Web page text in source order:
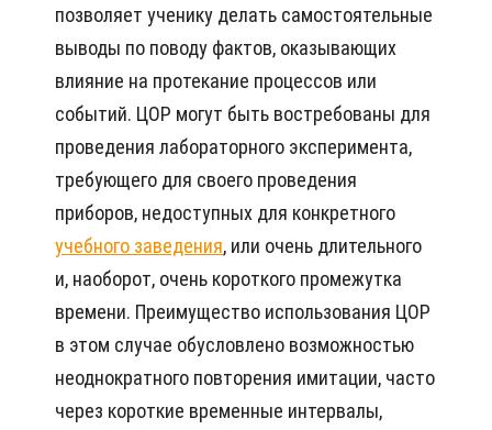
позволяет ученику делать самостоятельные
выводы по поводу фактов, оказывающих
влияние на протекание процессов или
событий. ЦОР могут быть востребованы для
проведения лабораторного эксперимента,
требующего для своего проведения
приборов, недоступных для конкретного
учебного заведения, или очень длительного
и, наоборот, очень короткого промежутка
времени. Преимущество использования ЦОР
в этом случае обусловлено возможностью
неоднократного повторения имитации, часто
через короткие временные интервалы,